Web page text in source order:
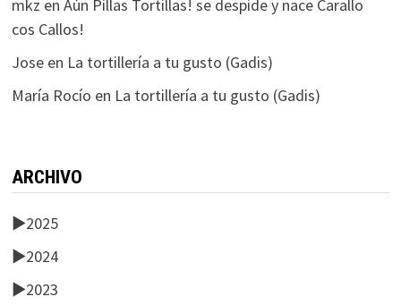
mkz en Aún Pillas Tortillas! se despide y nace Carallo
cos Callos!
Joseen La tortillería a tu gusto (Gadis)
María Rocío en La tortillería a tu gusto (Gadis)
ARCHIVO
►2025
►2024
►2023